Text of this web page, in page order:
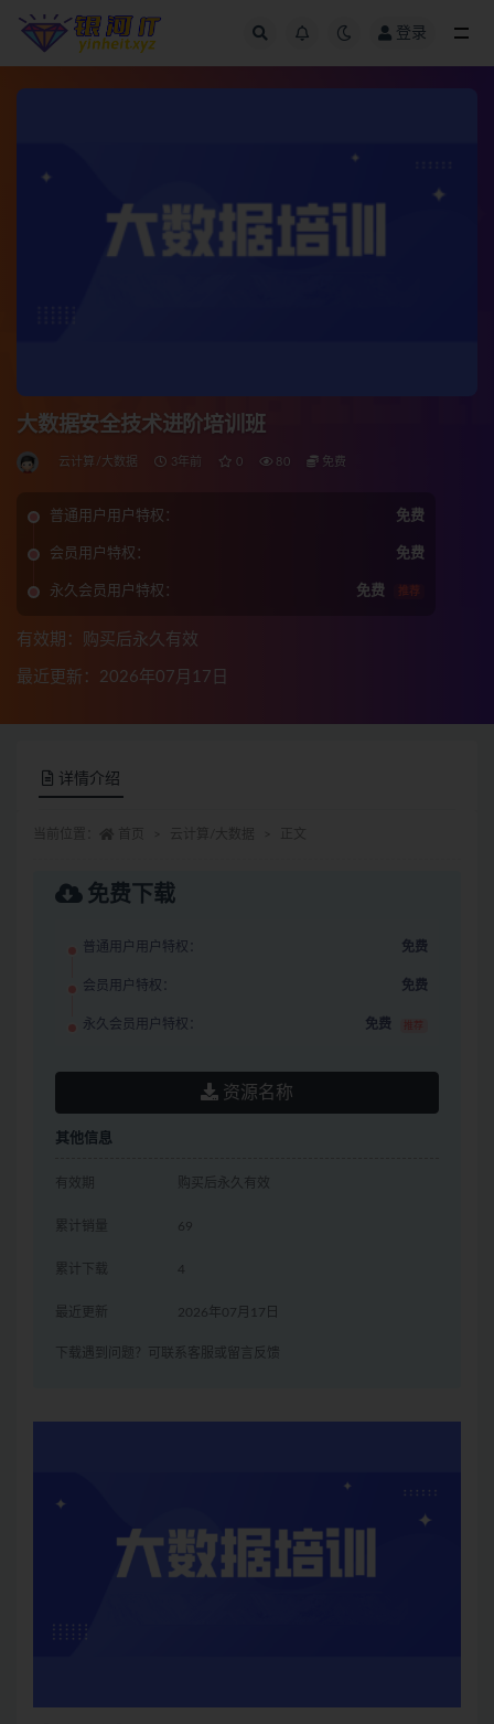
登录
大数据安全技术进阶培训班
云计算/大数据 3年前 0 80 免费
普通用户用户特权： 免费
会员用户特权： 免费
永久会员用户特权： 免费 推荐
有效期：购买后永久有效
最近更新：2026年07月17日
详情介绍
免费下载
普通用户用户特权： 免费
会员用户特权： 免费
永久会员用户特权： 免费 推荐
资源名称
其他信息
有效期 购买后永久有效
累计销量 69
累计下载 4
最近更新 2026年07月17日
下载遇到问题？可联系客服或留言反馈